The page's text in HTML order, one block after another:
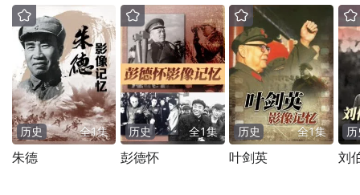
历史 全1集
朱德
历史 全1集
彭德怀
历史 全1集
叶剑英 刘